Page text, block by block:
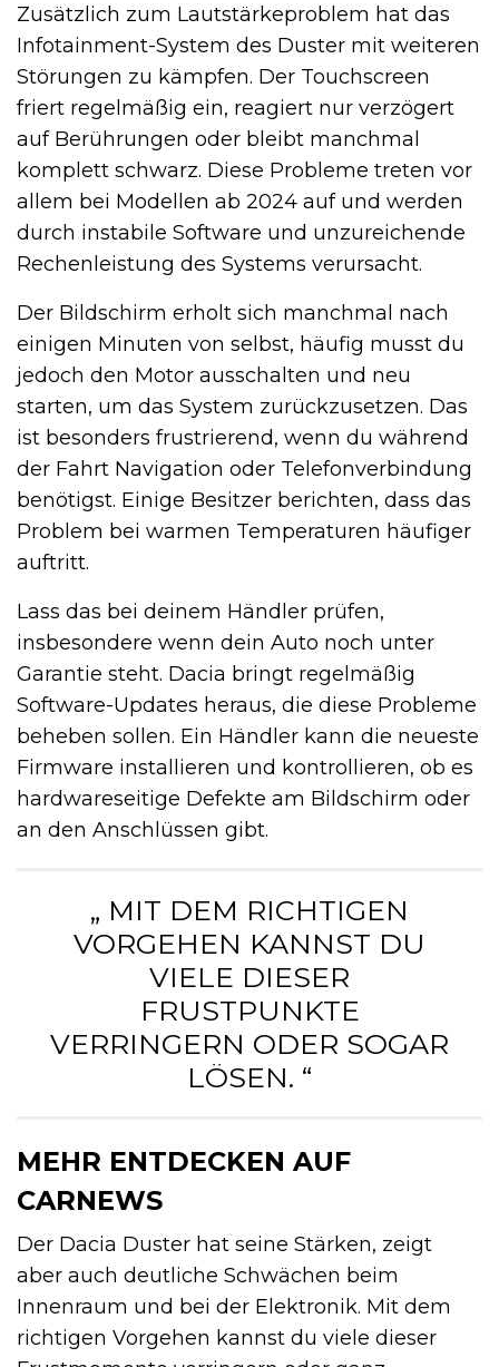
Zusätzlich zum Lautstärkeproblem hat das
Infotainment-System des Duster mit weiteren
Störungen zu kämpfen. Der Touchscreen
friert regelmäßig ein, reagiert nur verzögert
auf Berührungen oder bleibt manchmal
komplett schwarz. Diese Probleme treten vor
allem bei Modellen ab 2024 auf und werden
durch instabile Software und unzureichende
Rechenleistung des Systems verursacht.
Der Bildschirm erholt sich manchmal nach
einigen Minuten von selbst, häufig musst du
jedoch den Motor ausschalten und neu
starten, um das System zurückzusetzen. Das
ist besonders frustrierend, wenn du während
der Fahrt Navigation oder Telefonverbindung
benötigst. Einige Besitzer berichten, dass das
Problem bei warmen Temperaturen häufiger
auftritt.
Lass das bei deinem Händler prüfen,
insbesondere wenn dein Auto noch unter
Garantie steht. Dacia bringt regelmäßig
Software-Updates heraus, die diese Probleme
beheben sollen. Ein Händler kann die neueste
Firmware installieren und kontrollieren, ob es
hardwareseitige Defekte am Bildschirm oder
an den Anschlüssen gibt.
„ MIT DEM RICHTIGEN
VORGEHEN KANNST DU
VIELE DIESER
FRUSTPUNKTE
VERRINGERN ODER SOGAR
LÖSEN. “
MEHR ENTDECKEN AUF
CARNEWS
Der Dacia Duster hat seine Stärken, zeigt
aber auch deutliche Schwächen beim
Innenraum und bei der Elektronik. Mit dem
richtigen Vorgehen kannst du viele dieser